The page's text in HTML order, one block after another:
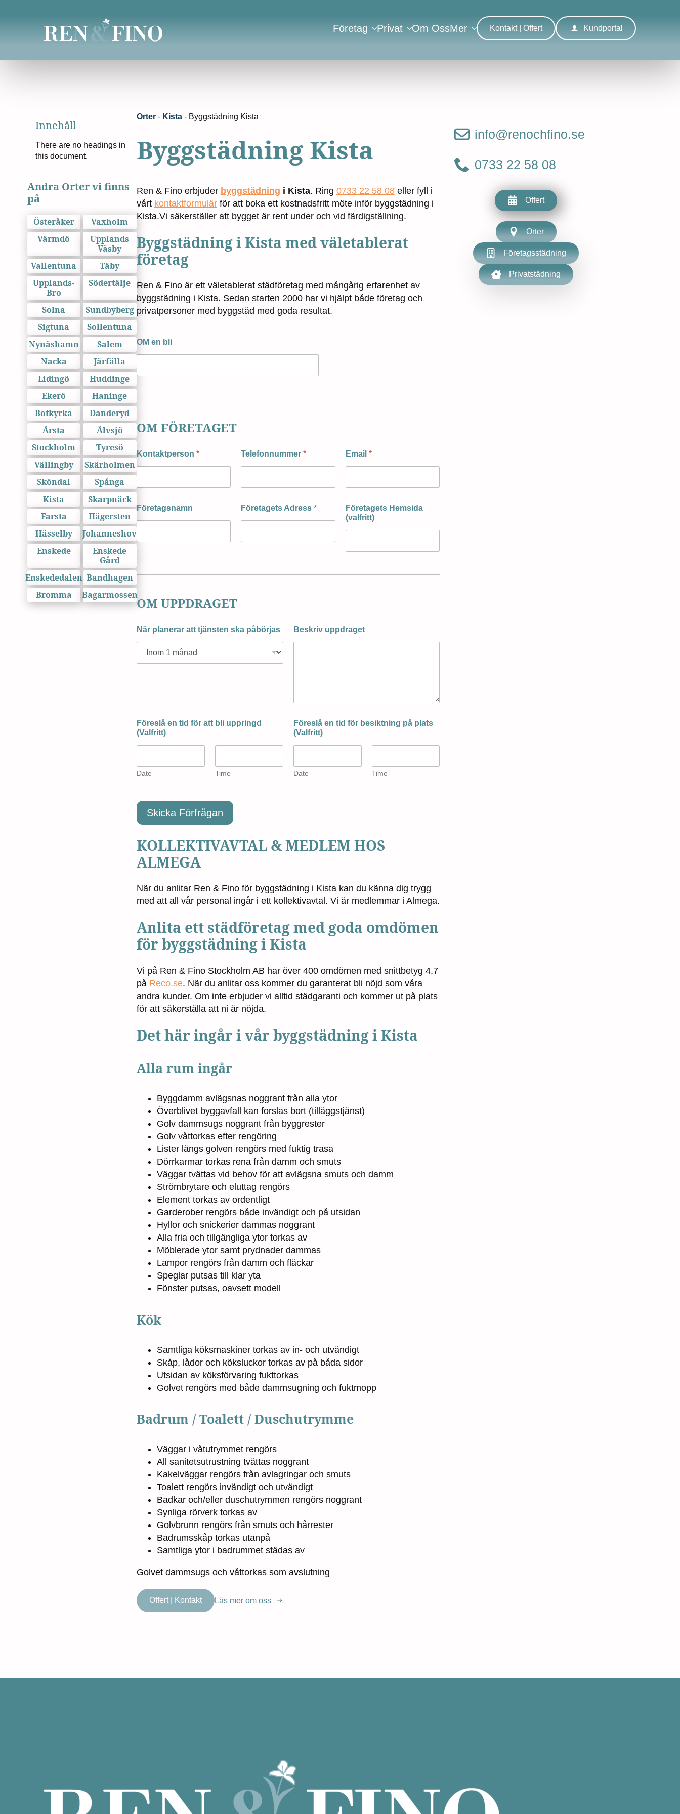
Företag Privat Om OssMer Kontakt | Offert Kundportal
Innehåll
There are no headings in
this document.
Andra Orter vi finns
på
Österåker
Vaxholm
Värmdö
Upplands
Väsby
Vallentuna
Täby
Upplands-
Bro
Södertälje
Solna
Sundbyberg
Sigtuna
Sollentuna
Nynäshamn
Salem
Nacka
Järfälla
Lidingö
Huddinge
Ekerö
Haninge
Botkyrka
Danderyd
Årsta
Älvsjö
Stockholm
Tyresö
Vällingby
Skärholmen
Sköndal
Spånga
Kista
Skarpnäck
Farsta
Hägersten
Hässelby
Johanneshov
Enskede
Enskede
Gård
Enskededalen Bandhagen
Bromma
Bagarmossen
Orter- Kista- Byggstädning Kista
Byggstädning Kista
Ren & Fino erbjuder byggstädning i Kista. Ring 0733 22 58 08eller fyll i
vårt kontaktformulärför att boka ett kostnadsfritt möte inför byggstädning i
Kista.Vi säkerställer att bygget är rent under och vid färdigställning.
Byggstädning i Kista med väletablerat
företag
Ren & Fino är ett väletablerat städföretag med mångårig erfarenhet av
byggstädning i Kista. Sedan starten 2000 har vi hjälpt både företag och
privatpersoner med byggstäd med goda resultat.
OM en bli
OM FÖRETAGET
Kontaktperson * Telefonnummer* Email *
Företagsnamn Företagets Adress*
Företagets Hemsida
(valfritt)
OM UPPDRAGET
När planerar att tjänsten ska påbörjas Beskriv uppdraget
Föreslå en tid för att bli uppringd
(Valfritt)
Date Time
Föreslå en tid för besiktning på plats
(Valfritt)
Date Time
Skicka Förfrågan
KOLLEKTIVAVTAL & MEDLEM HOS
ALMEGA
När du anlitar Ren & Fino för byggstädning i Kista kan du känna dig trygg
med att all vår personal ingår i ett kollektivavtal. Vi är medlemmar i Almega.
Anlita ett städföretag med goda omdömen
för byggstädning i Kista
Vi på Ren & Fino Stockholm AB har över 400 omdömen med snittbetyg 4,7
på Reco.se. När du anlitar oss kommer du garanterat bli nöjd som våra
andra kunder. Om inte erbjuder vi alltid städgaranti och kommer ut på plats
för att säkerställa att ni är nöjda.
Det här ingår i vår byggstädning i Kista
Alla rum ingår
Byggdamm avlägsnas noggrant från alla ytor
Överblivet byggavfall kan forslas bort (tilläggstjänst)
Golv dammsugs noggrant från byggrester
Golv våttorkas efter rengöring
Lister längs golven rengörs med fuktig trasa
Dörrkarmar torkas rena från damm och smuts
Väggar tvättas vid behov för att avlägsna smuts och damm
Strömbrytare och eluttag rengörs
Element torkas av ordentligt
Garderober rengörs både invändigt och på utsidan
Hyllor och snickerier dammas noggrant
Alla fria och tillgängliga ytor torkas av
Möblerade ytor samt prydnader dammas
Lampor rengörs från damm och fläckar
Speglar putsas till klar yta
Fönster putsas, oavsett modell
Kök
Samtliga köksmaskiner torkas av in- och utvändigt
Skåp, lådor och köksluckor torkas av på båda sidor
Utsidan av köksförvaring fukttorkas
Golvet rengörs med både dammsugning och fuktmopp
Badrum / Toalett / Duschutrymme
Väggar i våtutrymmet rengörs
All sanitetsutrustning tvättas noggrant
Kakelväggar rengörs från avlagringar och smuts
Toalett rengörs invändigt och utvändigt
Badkar och/eller duschutrymmen rengörs noggrant
Synliga rörverk torkas av
Golvbrunn rengörs från smuts och hårrester
Badrumsskåp torkas utanpå
Samtliga ytor i badrummet städas av
Golvet dammsugs och våttorkas som avslutning
Offert | Kontakt Läs mer om oss
info@renochfino.se
0733 22 58 08
Offert
Orter
Företagsstädning
Privatstädning